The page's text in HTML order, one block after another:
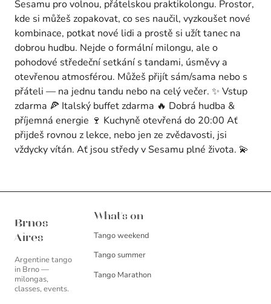
Sesamu pro volnou, přátelskou praktikolongu. Prostor,
kde si můžeš zopakovat, co ses naučil, vyzkoušet nové
kombinace, potkat nové lidi a prostě si užít tanec na
dobrou hudbu. Nejde o formální milongu, ale o
pohodové středeční setkání s tandami, úsměvy a
otevřenou atmosférou. Můžeš přijít sám/sama nebo s
přáteli — na jednu tandu nebo na celý večer. ✨ Vstup
zdarma 🍕 Italský buffet zdarma 🔥 Dobrá hudba &
příjemná energie 🍷 Kuchyně otevřená do 20:00 Ať
přijdeš rovnou z lekce, nebo jen ze zvědavosti, jsi
vždycky vítán. Ať jsou středy v Sesamu plné života. 💫
Brnos
Aires
Argentine tango
in Brno —
milongas,
classes, events.
What's on
Tango weekend
Tango summer
Tango Marathon